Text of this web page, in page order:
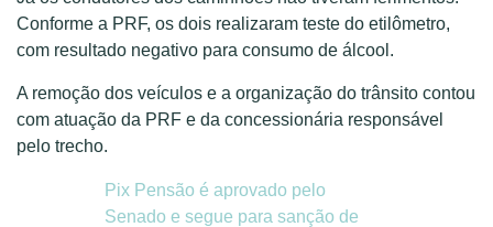
Conforme a PRF, os dois realizaram teste do etilômetro,
com resultado negativo para consumo de álcool.
A remoção dos veículos e a organização do trânsito contou
com atuação da PRF e da concessionária responsável
pelo trecho.
Pix Pensão é aprovado pelo
Senado e segue para sanção de